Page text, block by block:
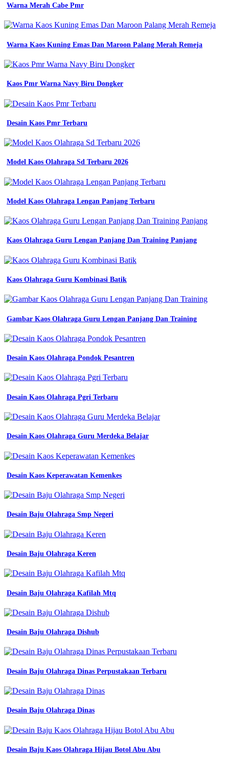
Warna Merah Cabe Pmr
Warna Kaos Kuning Emas Dan Maroon Palang Merah Remeja
Kaos Pmr Warna Navy Biru Dongker
Desain Kaos Pmr Terbaru
Model Kaos Olahraga Sd Terbaru 2026
Model Kaos Olahraga Lengan Panjang Terbaru
Kaos Olahraga Guru Lengan Panjang Dan Training Panjang
Kaos Olahraga Guru Kombinasi Batik
Gambar Kaos Olahraga Guru Lengan Panjang Dan Training
Desain Kaos Olahraga Pondok Pesantren
Desain Kaos Olahraga Pgri Terbaru
Desain Kaos Olahraga Guru Merdeka Belajar
Desain Kaos Keperawatan Kemenkes
Desain Baju Olahraga Smp Negeri
Desain Baju Olahraga Keren
Desain Baju Olahraga Kafilah Mtq
Desain Baju Olahraga Dishub
Desain Baju Olahraga Dinas Perpustakaan Terbaru
Desain Baju Olahraga Dinas
Desain Baju Kaos Olahraga Hijau Botol Abu Abu